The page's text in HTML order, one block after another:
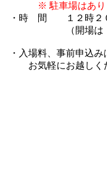
※ 駐車場はあり
・時 間 １２時２０
（開場は １
・入場料、事前申込
お気軽にお越しく